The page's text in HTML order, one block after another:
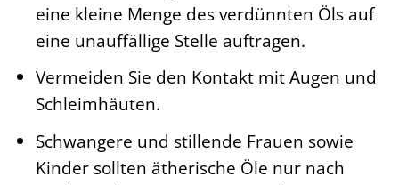
eine kleine Menge des verdünnten Öls auf
eine unauffällige Stelle auftragen.
Vermeiden Sie den Kontakt mit Augen und
Schleimhäuten.
Schwangere und stillende Frauen sowie
Kinder sollten ätherische Öle nur nach